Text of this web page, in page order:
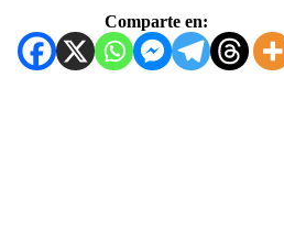
Comparte en: